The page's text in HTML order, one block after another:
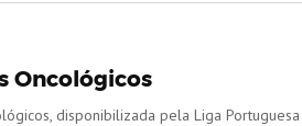
Oncológicos
disponibilizada pela Liga